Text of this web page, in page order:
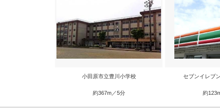
小田原市立豊川小学校
約367m／5分
セブンイレブ
約